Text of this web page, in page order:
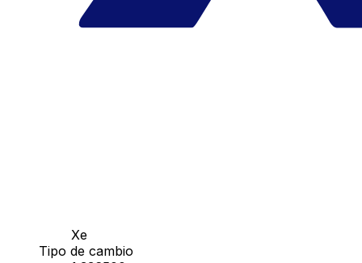
Xe
Tipo de cambio